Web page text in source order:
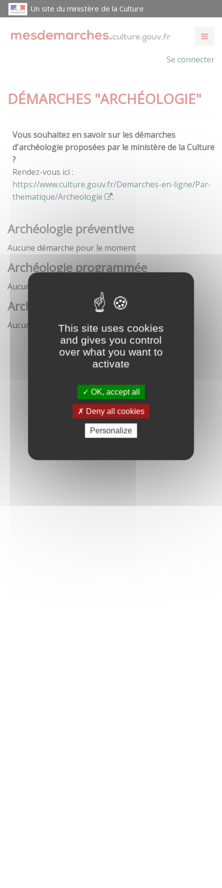
This site uses cookies
and gives you control
over what you want to
activate
OK, accept all
Deny all cookies
Personalize
Un site du ministère de la Culture
Se connecter
DÉMARCHES "ARCHÉOLOGIE"
Vous souhaitez en savoir sur les démarches
d'archéologie proposées par le ministère de la Culture
?
Rendez-vous ici :
https://www.culture.gouv.fr/Demarches-en-ligne/Par-
thematique/Archeologie
.
Archéologie préventive
Aucune démarche pour le moment
Archéologie programmée
Aucune démarche pour le moment
Archéologie sous-marine
Aucune démarche pour le moment